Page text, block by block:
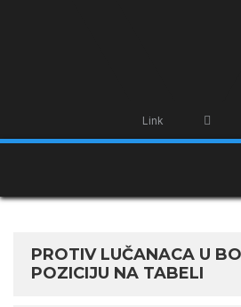
Link
PROTIV LUČANACA U
POZICIJU NA TABELI